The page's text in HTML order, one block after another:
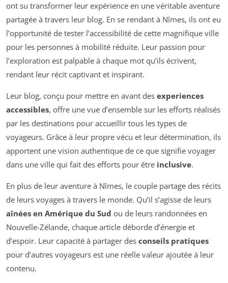
ont su transformer leur expérience en une véritable aventure
partagée à travers leur blog. En se rendant à Nîmes, ils ont eu
l’opportunité de tester l’accessibilité de cette magnifique ville
pour les personnes à mobilité réduite. Leur passion pour
l’exploration est palpable à chaque mot qu’ils écrivent,
rendant leur récit captivant et inspirant.
Leur blog, conçu pour mettre en avant des experiences
accessibles, offre une vue d’ensemble sur les efforts réalisés
par les destinations pour accueillir tous les types de
voyageurs. Grâce à leur propre vécu et leur détermination, ils
apportent une vision authentique de ce que signifie voyager
dans une ville qui fait des efforts pour être inclusive.
En plus de leur aventure à Nîmes, le couple partage des récits
de leurs voyages à travers le monde. Qu’il s’agisse de leurs
aînées en Amérique du Sud ou de leurs randonnées en
Nouvelle-Zélande, chaque article déborde d’énergie et
d’espoir. Leur capacité à partager des conseils pratiques
pour d’autres voyageurs est une réelle valeur ajoutée à leur
contenu.